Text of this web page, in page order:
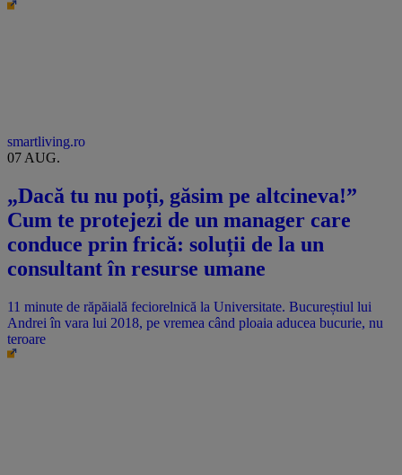
smartliving.ro
07 AUG.
„Dacă tu nu poți, găsim pe altcineva!”
Cum te protejezi de un manager care
conduce prin frică: soluții de la un
consultant în resurse umane
11 minute de răpăială feciorelnică la Universitate. Bucureștiul lui
Andrei în vara lui 2018, pe vremea când ploaia aducea bucurie, nu
teroare